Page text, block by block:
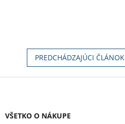
PREDCHÁDZAJÚCI ČLÁNOK
Z
VŠETKO O NÁKUPE